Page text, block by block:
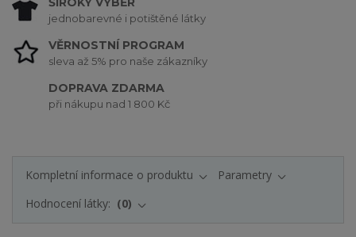
jednobarevné i potištěné látky
VĚRNOSTNÍ PROGRAM
sleva až 5% pro naše zákazníky
DOPRAVA ZDARMA
při nákupu nad 1 800 Kč
Kompletní informace o produktu
Parametry
Hodnocení látky:
0